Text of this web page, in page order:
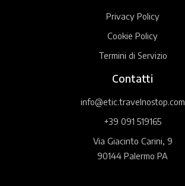
Privacy Policy
Cookie Policy
Termini di Servizio
Contatti
info@etic.travelnostop.com
+39 091 519165
Via Giacinto Carini, 9
90144 Palermo PA